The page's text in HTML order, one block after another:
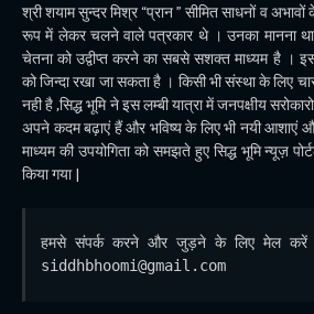
श्री शयाम सुन्दर मिश्र “प्रान ” सीमित साधनों व
रूप में लेकर चलने वाले पत्रकार थे । उनका मानना था
चेतना को उद्वीप्त करने का सबसे सशक्त माध्यम है । इसके
को जिन्दा रखा जा सकता है । किसी भी संस्था के
नही है ,सिद्ध भूमि ने इस लम्बी यात्रा में जनपक्षीय
अपने कदम बढ़ाएं हैं और भविष्य के लिए भी नयी आशाएं
माध्यम की उपयोगिता को समझते हुए सिद्ध भूमि न्यूज़
किया गया |
हमसे संपर्क करने और जुड़ने के लिए मेल
siddhbhoomi@gmail.com